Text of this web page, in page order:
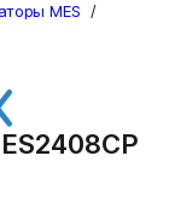
MES
/